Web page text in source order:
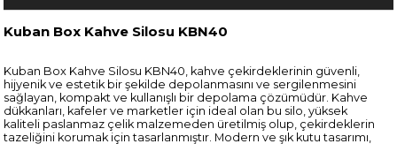
Kuban Box Kahve Silosu KBN40
Kuban Box Kahve Silosu KBN40, kahve çekirdeklerinin güvenli,
hijyenik ve estetik bir şekilde depolanmasını ve sergilenmesini
sağlayan, kompakt ve kullanışlı bir depolama çözümüdür. Kahve
dükkanları, kafeler ve marketler için ideal olan bu silo, yüksek
kaliteli paslanmaz çelik malzemeden üretilmiş olup, çekirdeklerin
tazeliğini korumak için tasarlanmıştır. Modern ve şık kutu tasarımı,